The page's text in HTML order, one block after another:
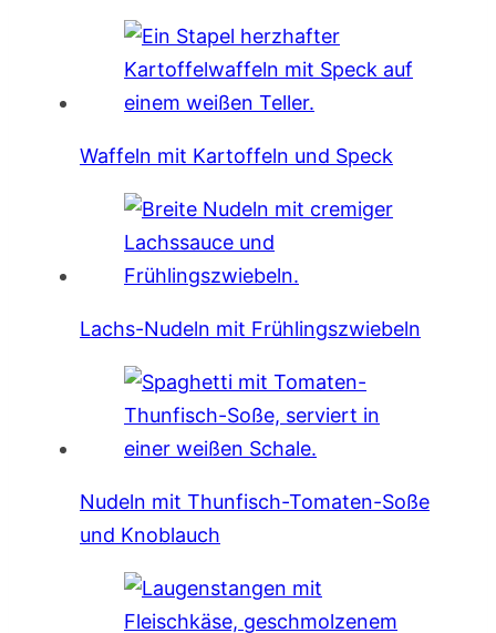
Waffeln mit Kartoffeln und Speck
Lachs-Nudeln mit Frühlingszwiebeln
Nudeln mit Thunfisch-Tomaten-Soße
und Knoblauch